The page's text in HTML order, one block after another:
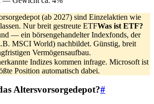
(ab 2027) sind Einzelaktien wie
Nur breit gestreute ETFWas ist ETF?
— ein börsengehandelter Indexfonds, der
MSCI World) nachbildet. Günstig, breit
Vermögensaufbau.
Indizes kommen infrage. Microsoft ist
Position automatisch dabei.
Altersvorsorgedepot?#